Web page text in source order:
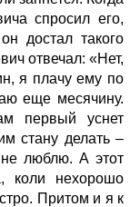
спросил его,
достал такого
отвечал: «Нет,
я плачу ему по
еще месячину.
первый уснет
стану делать –
не люблю. А этот
коли нехорошо
Притом и я к